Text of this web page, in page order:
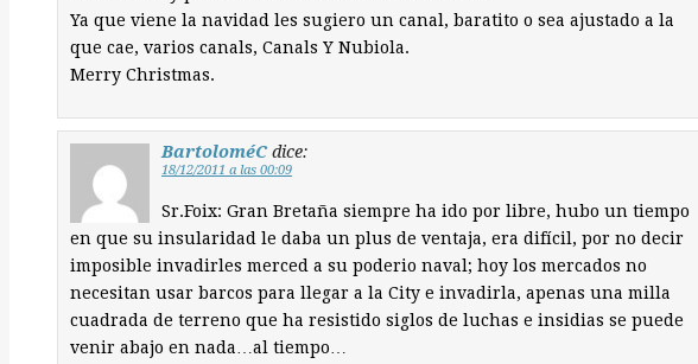
Ya que viene la navidad les sugiero un canal, baratito o sea ajustado a la
que cae, varios canals, Canals Y Nubiola.
Merry Christmas.
BartoloméC dice:
18/12/2011 a las 00:09
Sr.Foix: Gran Bretaña siempre ha ido por libre, hubo un tiempo
en que su insularidad le daba un plus de ventaja, era difícil, por no decir
imposible invadirles merced a su poderio naval; hoy los mercados no
necesitan usar barcos para llegar a la City e invadirla, apenas una milla
cuadrada de terreno que ha resistido siglos de luchas e insidias se puede
venir abajo en nada…al tiempo…